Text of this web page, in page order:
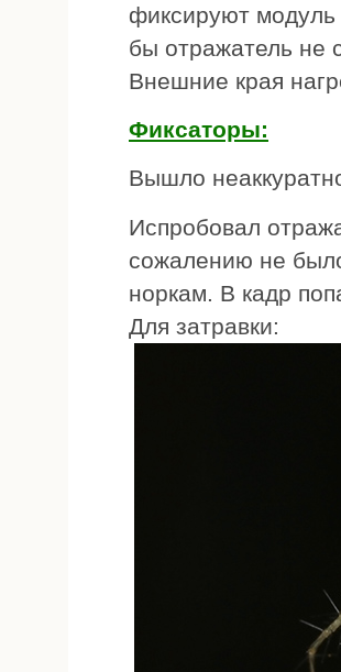
фиксируют модуль
бы отражатель не
Внешние края
Фиксаторы:
Вышло
Испробовал
сожалению не
норкам. В кадр
Для затравки: